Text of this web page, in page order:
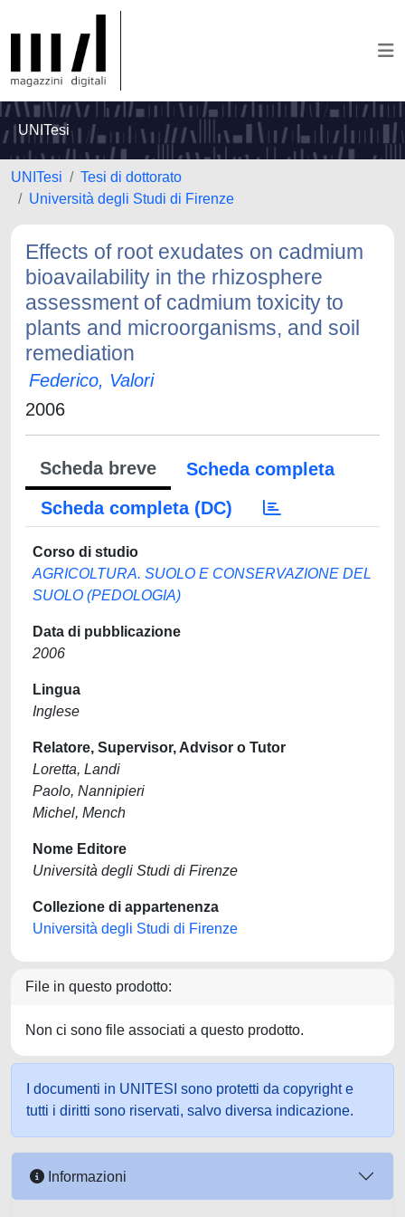
UNITesi
UNITesi
Tesi di dottorato
Università degli Studi di Firenze
Effects of root exudates on cadmium
bioavailability in the rhizosphere
assessment of cadmium toxicity to
plants and microorganisms, and soil
remediation
Federico, Valori
2006
Scheda breve
Scheda completa
Scheda completa (DC)
Corso di studio
AGRICOLTURA. SUOLO E CONSERVAZIONE DEL
SUOLO (PEDOLOGIA)
Data di pubblicazione
2006
Lingua
Inglese
Relatore, Supervisor, Advisor o Tutor
Loretta, Landi
Paolo, Nannipieri
Michel, Mench
Nome Editore
Università degli Studi di Firenze
Collezione di appartenenza
Università degli Studi di Firenze
File in questo prodotto:
Non ci sono file associati a questo prodotto.
I documenti in UNITESI sono protetti da copyright e
tutti i diritti sono riservati, salvo diversa indicazione.
Informazioni